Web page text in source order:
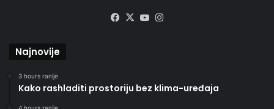
Facebook
X YouTube
Najnovije
3 hours ranije
Kako rashladiti prostoriju bez klima-uređaja